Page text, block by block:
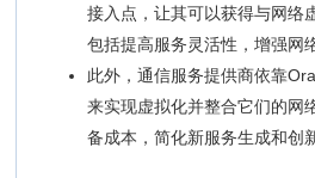
接入点，让其可以获得与网络
包括提高服务灵活性，增强网
此外，通信服务提供商依靠
来实现虚拟化并整合它们的网
备成本，简化新服务生成和创新